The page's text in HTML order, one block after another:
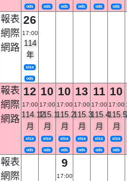
ods ods ods ods ods ods
報表
網際
網路
26
17:00
114
年
xlsx
ods
報表
網際
網路
12
17:00
114.12
月
xlsx
ods
10
17:00
115.1
月
xlsx
ods
10
17:00
115.2
月
xlsx
ods
13
17:00
115.3
月
xlsx
ods
11
17:00
115.4
月
xlsx
ods
10
17:00
115.5
月
xlsx
ods
報表
網際
9
17:00